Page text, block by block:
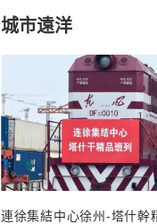
城市遠洋
連徐集結中心徐州-塔什幹